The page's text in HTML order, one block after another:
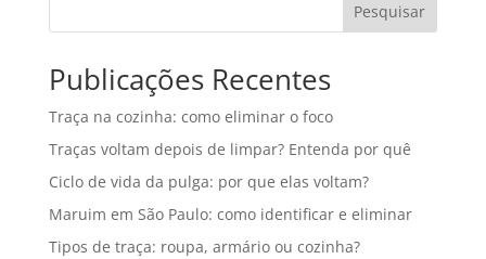
Pesquisar
Publicações Recentes
Traça na cozinha: como eliminar o foco
Traças voltam depois de limpar? Entenda por quê
Ciclo de vida da pulga: por que elas voltam?
Maruim em São Paulo: como identificar e eliminar
Tipos de traça: roupa, armário ou cozinha?